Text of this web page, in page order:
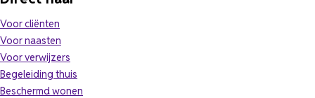
Voor cliënten
Voor naasten
Voor verwijzers
Begeleiding thuis
Beschermd wonen